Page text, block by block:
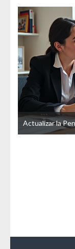
Actualizar la